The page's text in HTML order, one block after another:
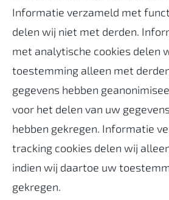
Informatie verzameld met
delen wij niet met derden.
met analytische cookies delen
toestemming alleen met
gegevens hebben
voor het delen van uw
hebben gekregen. Informatie
tracking cookies delen wij
indien wij daartoe uw
gekregen.